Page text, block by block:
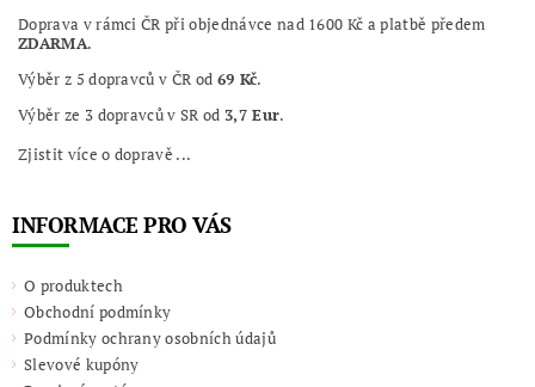
Doprava v rámci ČR při objednávce nad 1600 Kč a platbě předem
ZDARMA.
Výběr z 5 dopravců v ČR od 69 Kč.
Výběr ze 3 dopravců v SR od 3,7 Eur.
Zjistit více o dopravě ...
INFORMACE PRO VÁS
O produktech
Obchodní podmínky
Podmínky ochrany osobních údajů
Slevové kupóny